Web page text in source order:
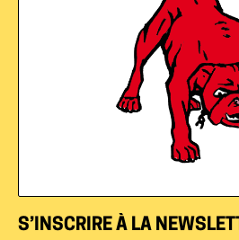
S’INSCRIRE À LA